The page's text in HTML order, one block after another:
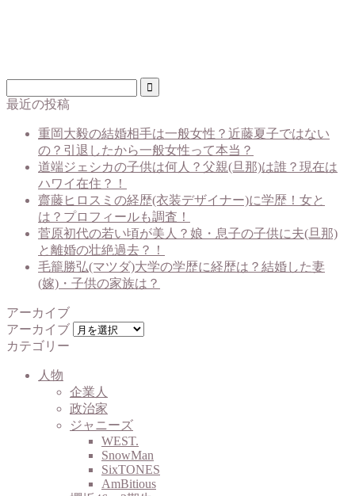
最近の投稿
重岡大毅の結婚相手は一般女性？近藤夏子ではない
の？引退したから一般女性って本当？
道端ジェシカの子供は何人？父親(旦那)は誰？現在は
ハワイ在住？！
齋藤ヒロスミの経歴(衣装デザイナー)に学歴！女と
は？プロフィールも調査！
菅原初代の若い頃が美人？娘・息子の子供に夫(旦那)
と離婚の壮絶過去？！
毛籠勝弘(マツダ)大学の学歴に経歴は？結婚した妻
(嫁)・子供の家族は？
アーカイブ
アーカイブ
カテゴリー
人物
企業人
政治家
ジャニーズ
WEST.
SnowMan
SixTONES
AmBitious